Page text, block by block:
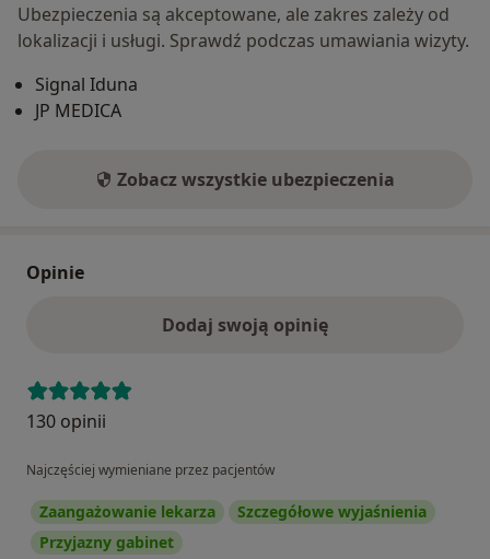
Ubezpieczenia są akceptowane, ale zakres zależy od
lokalizacji i usługi. Sprawdź podczas umawiania wizyty.
Signal Iduna
JP MEDICA
Zobacz wszystkie ubezpieczenia
Opinie
Dodaj swoją opinię
130 opinii
Najczęściej wymieniane przez pacjentów
Zaangażowanie lekarza
Szczegółowe wyjaśnienia
Przyjazny gabinet